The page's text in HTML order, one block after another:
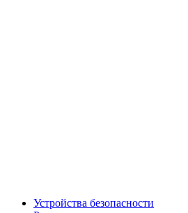
Устройства безопасности